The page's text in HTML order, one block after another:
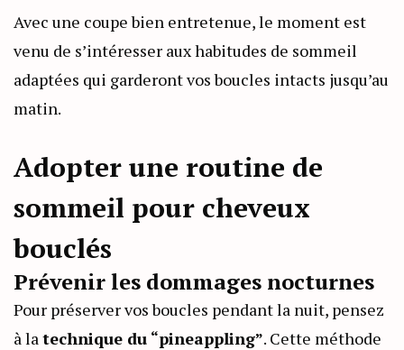
Avec une coupe bien entretenue, le moment est
venu de s’intéresser aux habitudes de sommeil
adaptées qui garderont vos boucles intacts jusqu’au
matin.
Adopter une routine de
sommeil pour cheveux
bouclés
Prévenir les dommages nocturnes
Pour préserver vos boucles pendant la nuit, pensez
à latechnique du “pineappling”. Cette méthode